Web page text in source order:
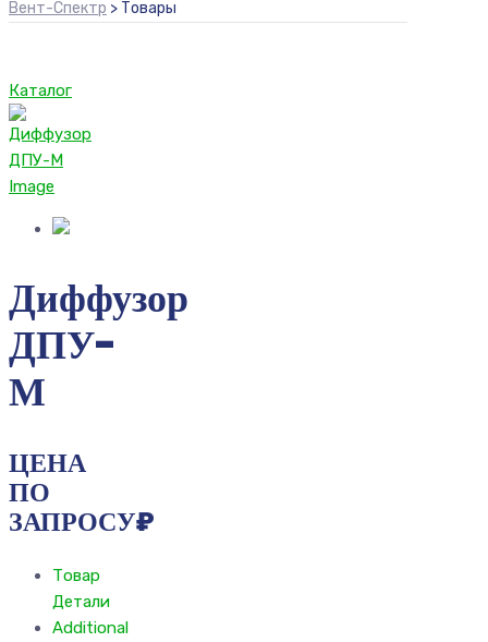
Вент-Спектр > Товары
Каталог
Диффузор
ДПУ-
М
ЦЕНА
ПО
ЗАПРОСУ₽
Товар
Детали
Additional